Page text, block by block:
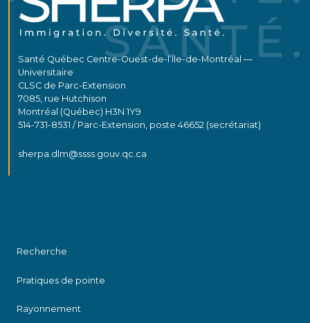
Santé Québec Centre-Ouest-de-l’Île-de-Montréal —
Universitaire
CLSC de Parc-Extension
7085, rue Hutchison
Montréal (Québec) H3N 1Y9
514-731-8531 / Parc-Extension, poste 46652 (secrétariat)
sherpa.dlm@ssss.gouv.qc.ca
Recherche
Pratiques de pointe
Rayonnement